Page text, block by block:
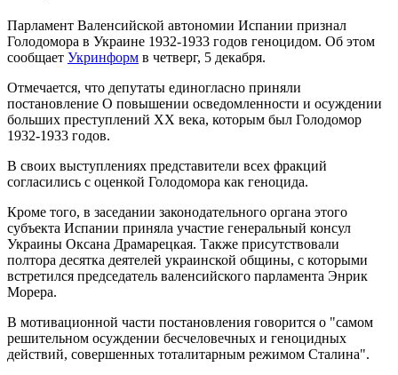
Парламент Валенсийской автономии Испании признал
Голодомора в Украине 1932-1933 годов геноцидом. Об этом
сообщает Укринформ в четверг, 5 декабря.
Отмечается, что депутаты единогласно приняли
постановление О повышении осведомленности и осуждении
больших преступлений ХХ века, которым был Голодомор
1932-1933 годов.
В своих выступлениях представители всех фракций
согласились с оценкой Голодомора как геноцида.
Кроме того, в заседании законодательного органа этого
субъекта Испании приняла участие генеральный консул
Украины Оксана Драмарецкая. Также присутствовали
полтора десятка деятелей украинской общины, с которыми
встретился председатель валенсийского парламента Энрик
Морера.
В мотивационной части постановления говорится о "самом
решительном осуждении бесчеловечных и геноцидных
действий, совершенных тоталитарным режимом Сталина".